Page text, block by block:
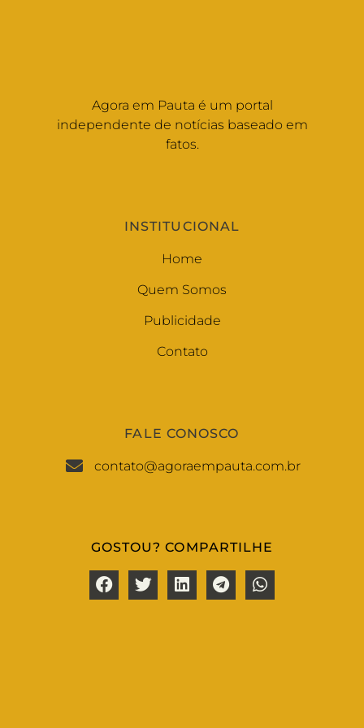
Agora em Pauta é um portal
independente de notícias baseado em
fatos.
INSTITUCIONAL
Home
Quem Somos
Publicidade
Contato
FALE CONOSCO
contato@agoraempauta.com.br
GOSTOU? COMPARTILHE